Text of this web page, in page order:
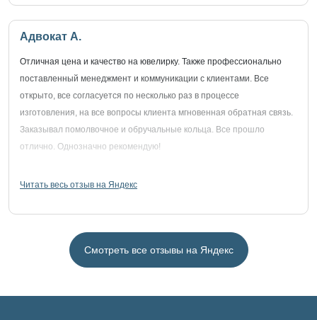
Адвокат А.
Отличная цена и качество на ювелирку. Также профессионально
поставленный менеджмент и коммуникации с клиентами. Все
открыто, все согласуется по несколько раз в процессе
изготовления, на все вопросы клиента мгновенная обратная связь.
Заказывал помолвочное и обручальные кольца. Все прошло
отлично. Однозначно рекомендую!
Читать весь отзыв на Яндекс
Смотреть все отзывы на Яндекс